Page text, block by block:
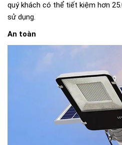
quý khách có thể tiết kiệm hơn
sử dụng.
An toàn